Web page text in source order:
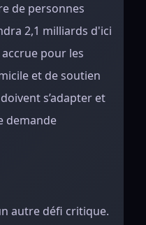
de personnes
2,1 milliards d'ici
pour les
et de soutien
s’adapter et
demande
autre défi critique.